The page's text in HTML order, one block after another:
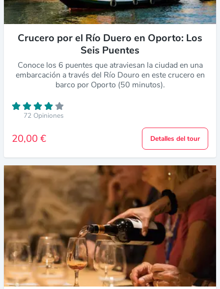
Crucero por el Río Duero en Oporto: Los
Seis Puentes
Conoce los 6 puentes que atraviesan la ciudad en una
embarcación a través del Río Douro en este crucero en
barco por Oporto (50 minutos).
72 Opiniones
20,00 € Detalles del tour